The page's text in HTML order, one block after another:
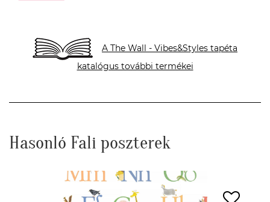
A The Wall - Vibes&Styles tapéta
katalógus további termékei
Hasonló Fali poszterek